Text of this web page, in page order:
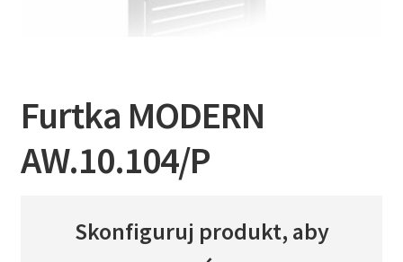
Furtka MODERN
AW.10.104/P
Skonfiguruj produkt, aby